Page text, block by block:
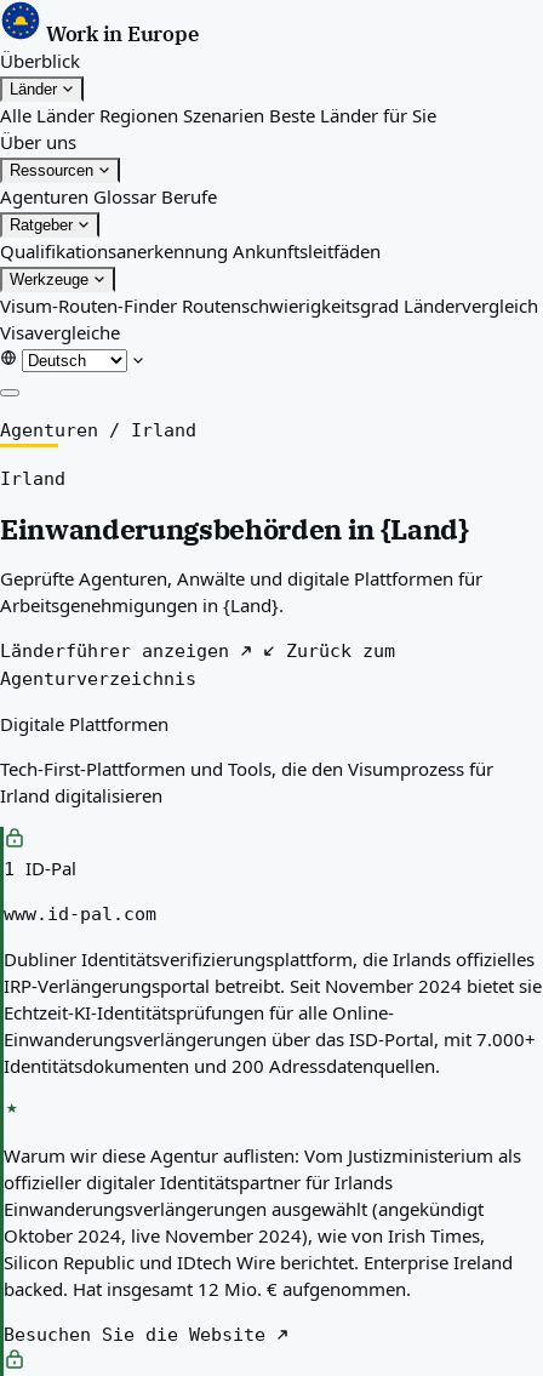
Work in Europe
Überblick
Länder
Alle Länder Regionen Szenarien Beste Länder für Sie
Über uns
Ressourcen
Agenturen Glossar Berufe
Ratgeber
Qualifikationsanerkennung Ankunftsleitfäden
Werkzeuge
Visum-Routen-Finder Routenschwierigkeitsgrad Ländervergleich
Visavergleiche
Überblick
Szenarien
Über uns
Ressourcen
Agenturen
Glossar
Ratgeber
Ankunftsleitfäden
Werkzeuge
Visavergleiche
Agenturen / Irland
Irland
Einwanderungsbehörden in {Land}
Geprüfte Agenturen, Anwälte und digitale Plattformen für
Arbeitsgenehmigungen in {Land}.
Länderführer anzeigen
Zurück zum
Agenturverzeichnis
Digitale Plattformen
Tech-First-Plattformen und Tools, die den Visumprozess für
Irland digitalisieren
1 ID-Pal
www.id-pal.com
Dubliner Identitätsverifizierungsplattform, die Irlands offizielles
IRP-Verlängerungsportal betreibt. Seit November 2024 bietet sie
Echtzeit-KI-Identitätsprüfungen für alle Online-
Einwanderungsverlängerungen über das ISD-Portal, mit 7.000+
Identitätsdokumenten und 200 Adressdatenquellen.
Warum wir diese Agentur auflisten: Vom Justizministerium als
offizieller digitaler Identitätspartner für Irlands
Einwanderungsverlängerungen ausgewählt (angekündigt
Oktober 2024, live November 2024), wie von Irish Times,
Silicon Republic und IDtech Wire berichtet. Enterprise Ireland
backed. Hat insgesamt 12 Mio. € aufgenommen.
Besuchen Sie die Website